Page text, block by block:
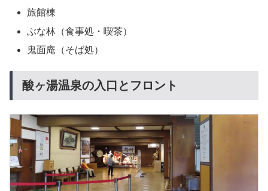
旅館棟
ぶな林（食事処・喫茶）
鬼面庵（そば処）
酸ヶ湯温泉の入口とフロント